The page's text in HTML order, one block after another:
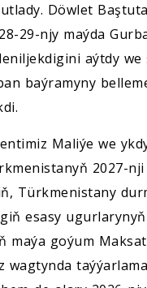
Döwlet
29-njy maýda
aýtdy
baýramyny
Maliýe we
2027-nji
Türkmenistany
esasy
maýa goýum
wagtynda